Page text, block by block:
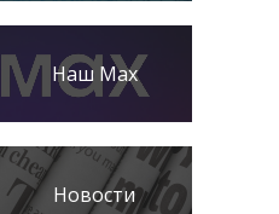
Наш Max
Новости